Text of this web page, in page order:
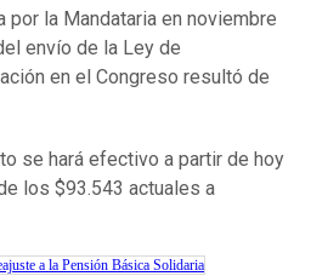
por la Mandataria en noviembre
envío de la Ley de
en el Congreso resultó de
se hará efectivo a partir de hoy
los $93.543 actuales a
a la Pensión Básica Solidaria